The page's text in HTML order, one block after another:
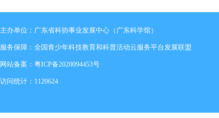
主办单位：广东省科协事业发展中心（广东科学馆）
服务保障：全国青少年科技教育和科普活动云服务平台发展联盟
网站备案： 粤ICP备2020094453号
访问统计：1120624